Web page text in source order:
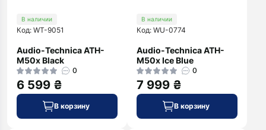
В наличии
Код: WT-9051
Audio-Technica ATH-
M50x Black
0
6 599 ₴
В корзину
В наличии
Код: WU-0774
Audio-Technica ATH-
M50x Ice Blue
0
7 999 ₴
В корзину